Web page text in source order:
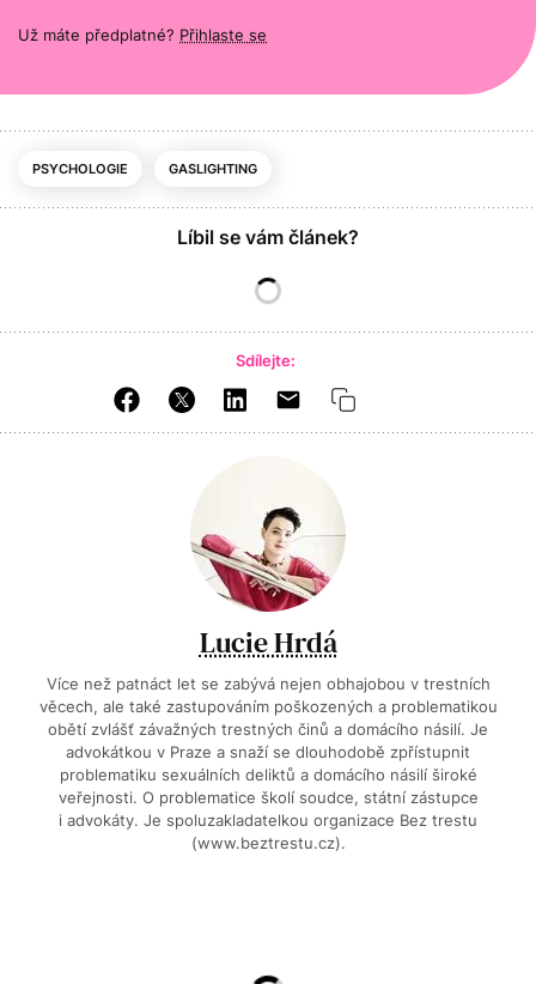
Už máte předplatné? Přihlaste se
PSYCHOLOGIE GASLIGHTING
Líbil se vám článek?
Sdílejte:
Lucie Hrdá
Více než patnáct let se zabývá nejen obhajobou v trestních
věcech, ale také zastupováním poškozených a problematikou
obětí zvlášť závažných trestných činů a domácího násilí. Je
advokátkou v Praze a snaží se dlouhodobě zpřístupnit
problematiku sexuálních deliktů a domácího násilí široké
veřejnosti. O problematice školí soudce, státní zástupce
i advokáty. Je spoluzakladatelkou organizace Bez trestu
(www.beztrestu.cz).